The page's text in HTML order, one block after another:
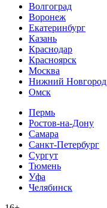
Волгоград
Воронеж
Екатеринбург
Казань
Краснодар
Красноярск
Москва
Нижний Новгород
Омск
Пермь
Ростов-на-Дону
Самара
Санкт-Петербург
Сургут
Тюмень
Уфа
Челябинск